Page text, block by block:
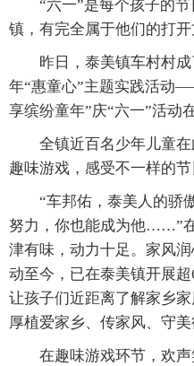
“六一”是每个孩子的节
镇，有完全属于他们的打开
昨日，泰美镇车村村成
年“惠童心”主题实践活动
享缤纷童年”庆“六一”活动
全镇近百名少年儿童在
趣味游戏，感受不一样的节
“车邦佑，泰美人的骄
努力，你也能成为他……”
津有味，动力十足。家风
动至今，已在泰美镇开展
让孩子们近距离了解家乡
厚植爱家乡、传家风、守美
在趣味游戏环节，欢声